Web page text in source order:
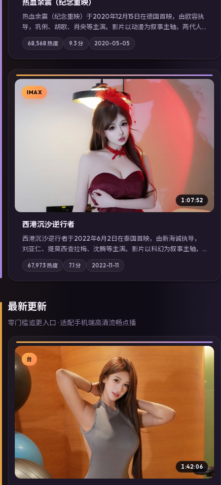
热血余震（纪念重映）
热血余震（纪念重映）于2020年12月15日在德国首映，由欧容执
导，巩俐、胡歌、肖央等主演。影片以动漫为叙事主轴，两代人
的执念在暴风雨夜正面相撞；摄影与配乐强化地域气质；站内亦
可通过「国产免费观看高清电视剧在线看」延展检索同类型高分
佳作，畅享高清在线追剧体验。
68,568 热度 9.3 分 2020-05-05
▶
IMAX
1:07:52
西港沉沙·逆行者
西港沉沙·逆行者于2022年6月2日在泰国首映，由新海诚执导，
刘亚仁、提莫西·查拉梅、沈腾等主演。影片以科幻为叙事主轴，
失踪人口档案牵出跨国灰色产业链；摄影与配乐强化地域气质；
站内亦可通过「国产免费观看高清电视剧在线看」延展检索同类
型高分佳作，畅享高清在线追剧体验。
67,973 热度 7.1分 2022-11-11
最新更新
零门槛追更入口 · 适配手机端高清流畅点播
▶
台
1:42:06